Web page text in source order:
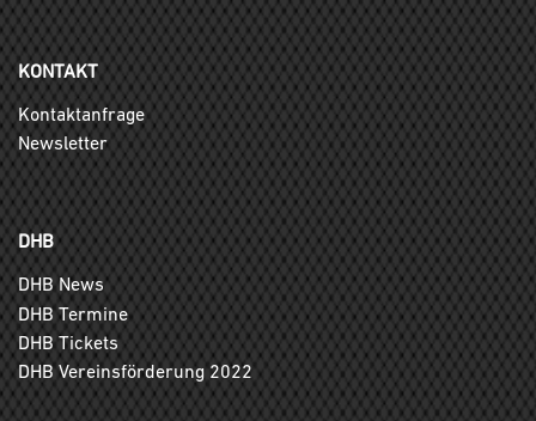
KONTAKT
Kontaktanfrage
Newsletter
DHB
DHB News
DHB Termine
DHB Tickets
DHB Vereinsförderung 2022